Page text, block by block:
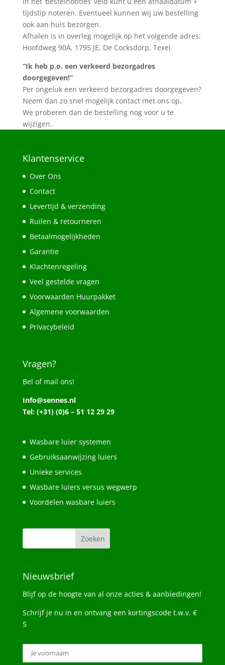
tijdstip noteren. Eventueel kunnen wij uw bestelling
ook aan huis bezorgen.
Afhalen is in overleg mogelijk op het volgende adres:
Hoofdweg 90A, 1795 JE, De Cocksdorp, Texel.
“Ik heb p.o. een verkeerd bezorgadres
doorgegeven!”
Per ongeluk een verkeerd bezorgadres doorgegeven?
Neem dan zo snel mogelijk contact met ons op.
We proberen dan de bestelling nog voor u te
wijzigen.
Klantenservice
Over Ons
Contact
Levertijd & verzending
Ruilen & retourneren
Betaalmogelijkheden
Garantie
Klachtenregeling
Veel gestelde vragen
Voorwaarden Huurpakket
Algemene voorwaarden
Privacybeleid
Vragen?
Bel of mail ons!
Info@sennes.nl
Tel: (+31) (0)6 – 51 12 29 29
Wasbare luier systemen
Gebruiksaanwijzing luiers
Unieke services
Wasbare luiers versus wegwerp
Voordelen wasbare luiers
Nieuwsbrief
Blijf op de hoogte van al onze acties & aanbiedingen!
Schrijf je nu in en ontvang een kortingscode t.w.v. €
5